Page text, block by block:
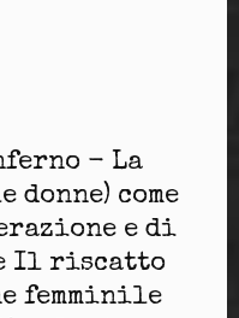
- La
come
e di
Il riscatto
femminile